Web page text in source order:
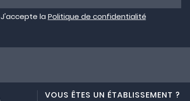
J'accepte la Politique de confidentialité
VOUS ÊTES UN ÉTABLISSEMENT ?